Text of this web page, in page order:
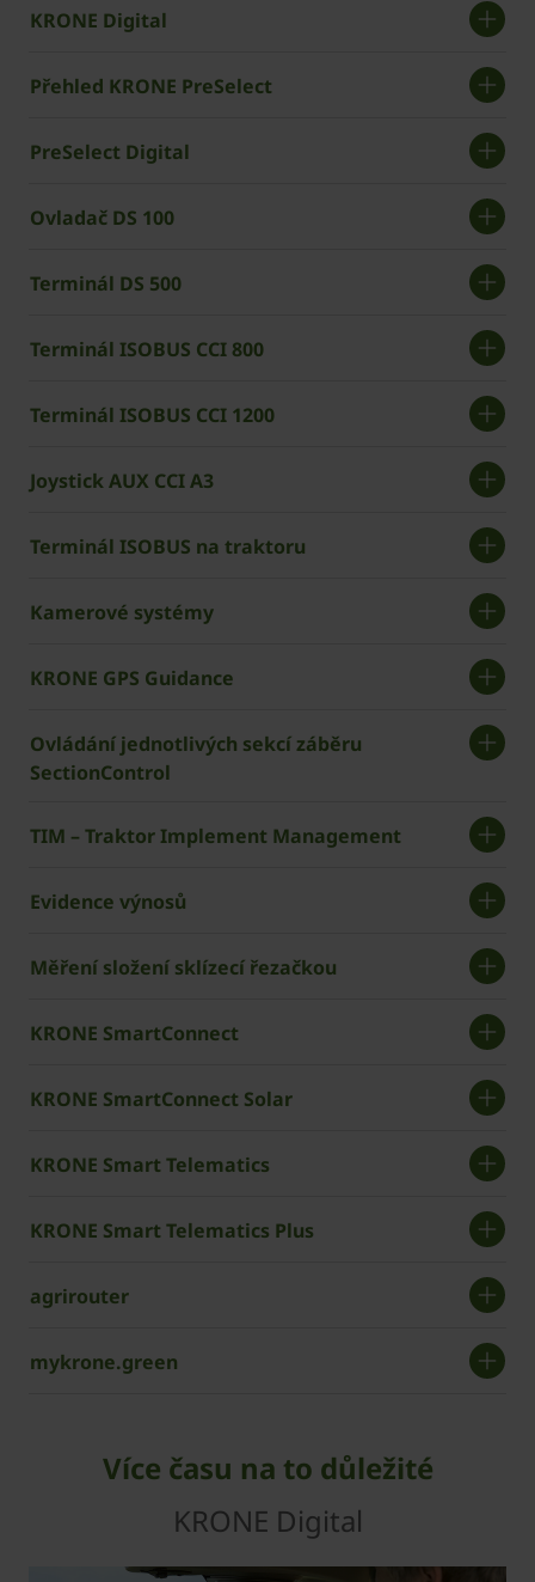
KRONE Digital
Přehled KRONE PreSelect
PreSelect Digital
Ovladač DS 100
Terminál DS 500
Terminál ISOBUS CCI 800
Terminál ISOBUS CCI 1200
Joystick AUX CCI A3
Terminál ISOBUS na traktoru
Kamerové systémy
KRONE GPS Guidance
Ovládání jednotlivých sekcí záběru
SectionControl
TIM – Traktor Implement Management
Evidence výnosů
Měření složení sklízecí řezačkou
KRONE SmartConnect
KRONE SmartConnect Solar
KRONE Smart Telematics
KRONE Smart Telematics Plus
agrirouter
mykrone.green
Více času na to důležité
KRONE Digital